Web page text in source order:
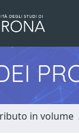
in volume